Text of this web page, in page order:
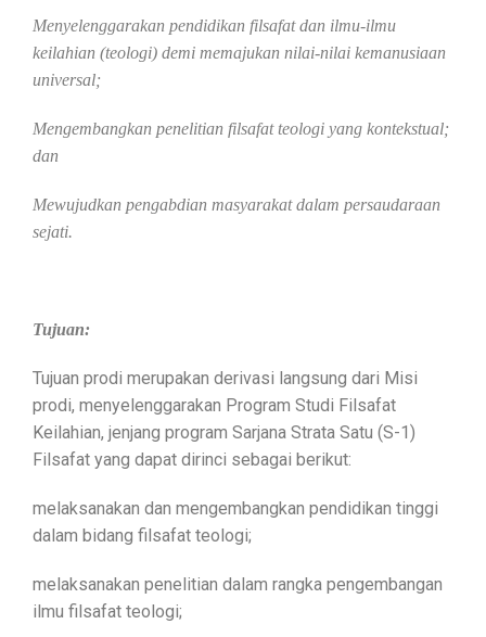
Menyelenggarakan pendidikan filsafat dan ilmu-ilmu
keilahian (teologi) demi memajukan nilai-nilai kemanusiaan
universal;
Mengembangkan penelitian filsafat teologi yang kontekstual;
dan
Mewujudkan pengabdian masyarakat dalam persaudaraan
sejati.
Tujuan:
Tujuan prodi merupakan derivasi langsung dari Misi
prodi, menyelenggarakan Program Studi Filsafat
Keilahian, jenjang program Sarjana Strata Satu (S-1)
Filsafat yang dapat dirinci sebagai berikut:
melaksanakan dan mengembangkan pendidikan tinggi
dalam bidang filsafat teologi;
melaksanakan penelitian dalam rangka pengembangan
ilmu filsafat teologi;